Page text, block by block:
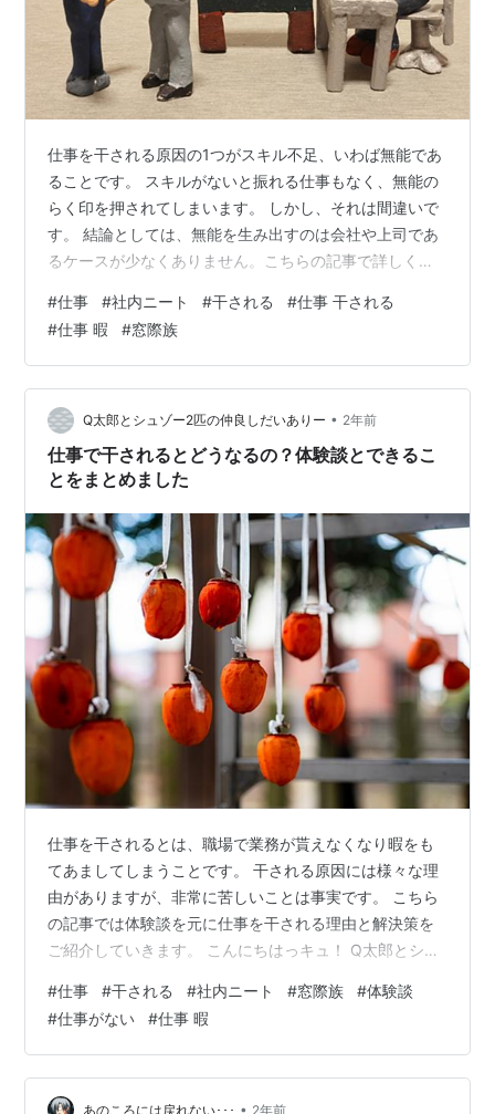
仕事を干される原因の1つがスキル不足、いわば無能であ
ることです。 スキルがないと振れる仕事もなく、無能の
らく印を押されてしまいます。 しかし、それは間違いで
す。 結論としては、無能を生み出すのは会社や上司であ
るケースが少なくありません。こちらの記事で詳しく解
だ。 はぁ…今日も仕事がなかったっキュ ボクは無能だか
ら干されるっキュ？ お前そんなに仕事できないワケ？ コ
ミュニケーションは苦手だけど、やることがあれば残業
してもするっキュ それは無能とは違うと思うんだけどな
そこで、こちらの記事では以下のような内容についてご
紹介していきます！ １．仕…
#仕事 #社内ニート #干される #仕事 干される
#仕事 暇 #窓際族
Q太郎とシュゾー2匹の仲良しだいありー • 2年前
仕事で干されるとどうなるの？体験談とできるこ
とをまとめました
仕事を干されるとは、職場で業務が貰えなくなり暇をも
てあましてしまうことです。 干される原因には様々な理
由がありますが、非常に苦しいことは事実です。 こちら
の記事では体験談を元に仕事を干される理由と解決策を
ご紹介していきます。 こんにちはっキュ！ Q太郎とシュ
上司や先輩は何をしてるんだ？ 普通は忙しそうにしてる
っキュ そこで、こちらの記事では以下のような内容につ
いてご紹介していきます！ １．【体験談】仕事で干され
る原因とどうなるか ２．仕事で干された時の解決策 2-1.
できる仕事を頑張ってアピールする 2-2.仕事量が少なく
#仕事 #干される #社内ニート #窓際族 #体験談
#仕事がない #仕事 暇
あのころには戻れない･･･ • 2年前